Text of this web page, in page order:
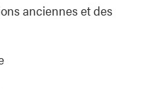
anciennes et des